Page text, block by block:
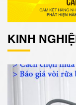
KINH